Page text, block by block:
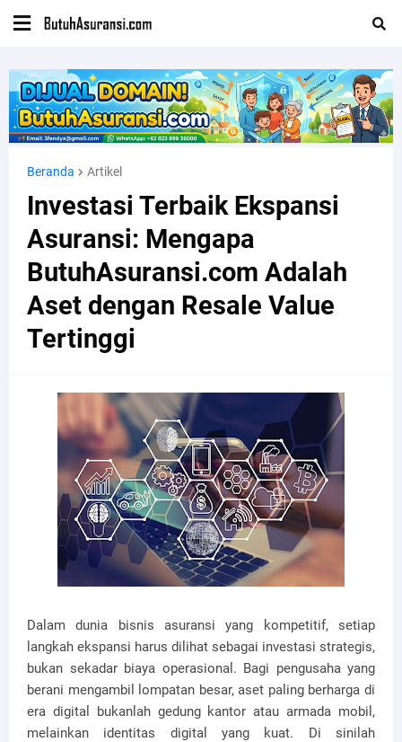
Beranda Artikel
Investasi Terbaik Ekspansi
Asuransi: Mengapa
ButuhAsuransi.com Adalah
Aset dengan Resale Value
Tertinggi
Dalam dunia bisnis asuransi yang kompetitif, setiap
langkah ekspansi harus dilihat sebagai investasi strategis,
bukan sekadar biaya operasional. Bagi pengusaha yang
berani mengambil lompatan besar, aset paling berharga di
era digital bukanlah gedung kantor atau armada mobil,
melainkan identitas digital yang kuat. Di sinilah